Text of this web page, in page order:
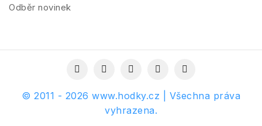
Odběr novinek
© 2011 - 2026 www.hodky.cz | Všechna práva
vyhrazena.